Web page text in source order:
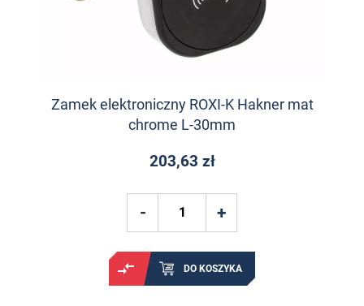
Zamek elektroniczny ROXI-K Hakner mat
chrome L-30mm
203,63 zł
DO KOSZYKA